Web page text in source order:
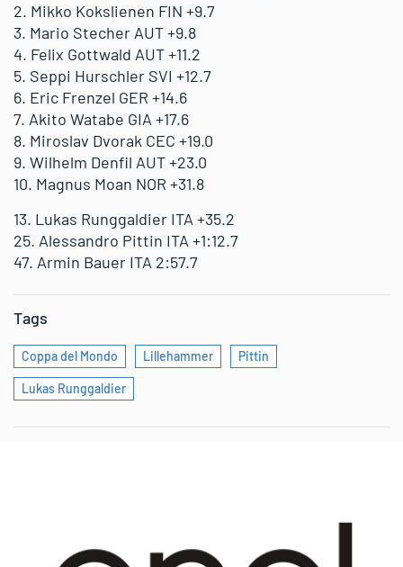
2. Mikko Kokslienen FIN +9.7
3. Mario Stecher AUT +9.8
4. Felix Gottwald AUT +11.2
5. Seppi Hurschler SVI +12.7
6. Eric Frenzel GER +14.6
7. Akito Watabe GIA +17.6
8. Miroslav Dvorak CEC +19.0
9. Wilhelm Denfil AUT +23.0
10. Magnus Moan NOR +31.8
13. Lukas Runggaldier ITA +35.2
25. Alessandro Pittin ITA +1:12.7
47. Armin Bauer ITA 2:57.7
Tags
Coppa del Mondo Lillehammer Pittin
Lukas Runggaldier